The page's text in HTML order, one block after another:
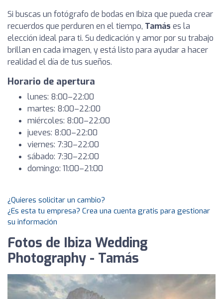
Si buscas un fotógrafo de bodas en Ibiza que pueda crear
recuerdos que perduren en el tiempo, Tamás es la
elección ideal para ti. Su dedicación y amor por su trabajo
brillan en cada imagen, y está listo para ayudar a hacer
realidad el día de tus sueños.
Horario de apertura
lunes: 8:00–22:00
martes: 8:00–22:00
miércoles: 8:00–22:00
jueves: 8:00–22:00
viernes: 7:30–22:00
sábado: 7:30–22:00
domingo: 11:00–21:00
¿Quieres solicitar un cambio?
¿Es esta tu empresa? Crea una cuenta gratis para gestionar
su información
Fotos de Ibiza Wedding
Photography - Tamás